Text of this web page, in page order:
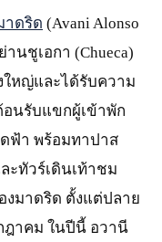
าดริด (Avani Alonso
นชูเอกา (Chueca)
ใหญ่และได้รับความ
อนรับแขกผู้เข้าพัก
ดฟ้า พร้อมทาปาส
ะทัวร์เดินเท้าชม
งมาดริด ตั้งแต่ปลาย
ฎาคม ในปีนี้ อวานี